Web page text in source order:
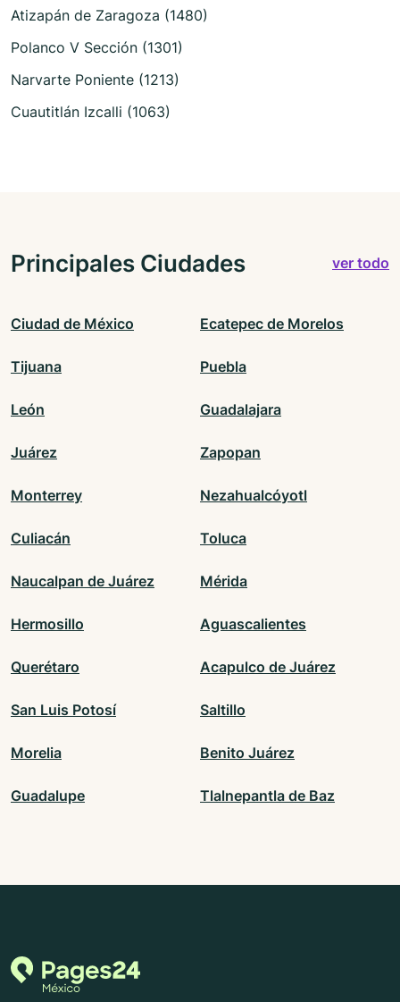
Atizapán de Zaragoza (1480)
Polanco V Sección (1301)
Narvarte Poniente (1213)
Cuautitlán Izcalli (1063)
Principales Ciudades ver todo
Ciudad de México Ecatepec de Morelos
Tijuana Puebla
León Guadalajara
Juárez Zapopan
Monterrey Nezahualcóyotl
Culiacán Toluca
Naucalpan de Juárez Mérida
Hermosillo Aguascalientes
Querétaro Acapulco de Juárez
San Luis Potosí Saltillo
Morelia Benito Juárez
Guadalupe Tlalnepantla de Baz